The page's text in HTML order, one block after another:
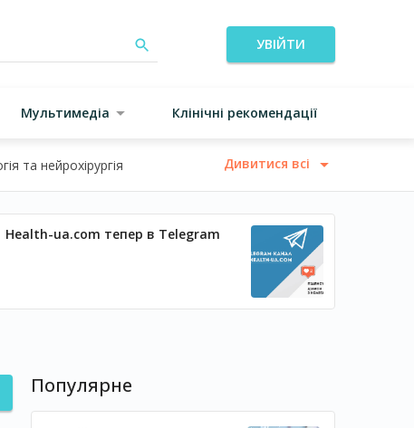
УВІЙТИ
Мультимедіа Клінічні рекомендації
та нейрохірургія Дивитися всі
Health-ua.com тепер в Telegram
Популярне